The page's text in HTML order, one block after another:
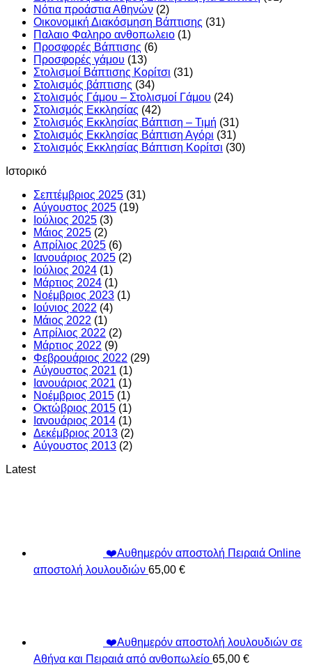
Νότια προάστια Αθηνών (2)
Οικονομική Διακόσμηση Βάπτισης (31)
Παλαιο Φαληρο ανθοπωλειο (1)
Προσφορές Βάπτισης (6)
Προσφορές γάμου (13)
Στολισμοί Βάπτισης Κορίτσι (31)
Στολισμός βάπτισης (34)
Στολισμός Γάμου – Στολισμοί Γάμου (24)
Στολισμός Εκκλησίας (42)
Στολισμός Εκκλησίας Βάπτιση – Τιμή (31)
Στολισμός Εκκλησίας Βάπτιση Αγόρι (31)
Στολισμός Εκκλησίας Βάπτιση Κορίτσι (30)
Ιστορικό
Σεπτέμβριος 2025 (31)
Αύγουστος 2025 (19)
Ιούλιος 2025 (3)
Μάιος 2025 (2)
Απρίλιος 2025 (6)
Ιανουάριος 2025 (2)
Ιούλιος 2024 (1)
Μάρτιος 2024 (1)
Νοέμβριος 2023 (1)
Ιούνιος 2022 (4)
Μάιος 2022 (1)
Απρίλιος 2022 (2)
Μάρτιος 2022 (9)
Φεβρουάριος 2022 (29)
Αύγουστος 2021 (1)
Ιανουάριος 2021 (1)
Νοέμβριος 2015 (1)
Οκτώβριος 2015 (1)
Ιανουάριος 2014 (1)
Δεκέμβριος 2013 (2)
Αύγουστος 2013 (2)
Latest
❤️Αυθημερόν αποστολή Πειραιά Online
αποστολή λουλουδιών 65,00 €
❤️Αυθημερόν αποστολή λουλουδιών σε
Αθήνα και Πειραιά από ανθοπωλείο 65,00 €